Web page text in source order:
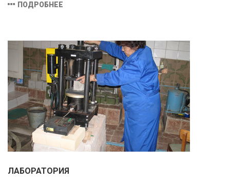
безопасность и экономическую обоснованность проекта.
ПОДРОБНЕЕ
ЛАБОРАТОРИЯ